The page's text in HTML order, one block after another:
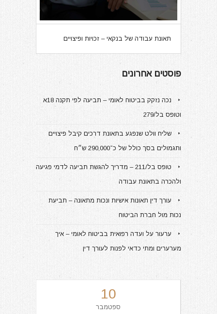
תאונת עבודה של בנקאי – זכויות ופיצויים
פוסטים אחרונים
נכה נזקק בביטוח לאומי – תביעה לפי תקנה 18א
וטופס בל/279
שליח וולט שנפגע בתאונת דרכים קיבל פיצויים
ותגמולים בסך כולל של כ־290,000 ש״ח
טופס בל/211 – מדריך להגשת תביעה לדמי פגיעה
ולהכרה בתאונת עבודה
עורך דין תאונות אישיות ונכות מתאונה – תביעת
נכות מול חברת הביטוח
ערעור על ועדה רפואית בביטוח לאומי – איך
מערערים ומתי כדאי לפנות לעורך דין
10
ספטמבר